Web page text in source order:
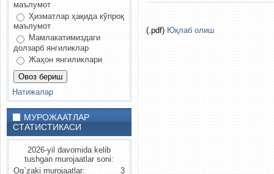
маълумот
Ҳизматлар ҳақида кўпроқ
маълумот
Мамлакатимиздаги
долзарб янгиликлар
Жаҳон янгиликлари
Натижалар
МУРОЖААТЛАР
СТАТИСТИКАСИ
2026-yil davomida kelib
tushgan murojaatlar soni:
Og`zaki murojaatlar:
3
(.pdf) Юқлаб олиш